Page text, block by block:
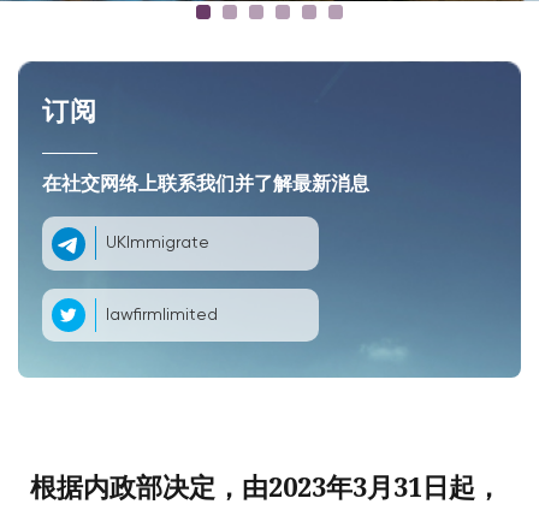
订阅
在社交网络上联系我们并了解最新消息
UKImmigrate
lawfirmlimited
根据内政部决定，由2023年3月31日起，